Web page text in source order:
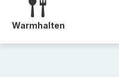
Warmhalten